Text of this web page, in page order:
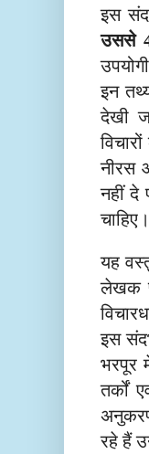
इस
उससे
इन
देखी
नीरस
नहीं दे
चाहिए।
यह
लेखक
इस
भरपूर
तर्कों
रहे हैं